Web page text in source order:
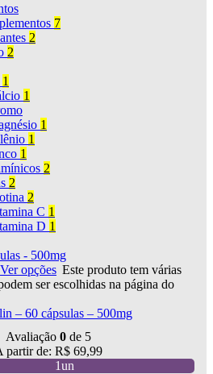
7
2
2
1
1
1
1
1
2
2
2
C 1
D 1
Ver opções Este produto tem várias
ser escolhidas na página do
– 60 cápsulas – 500mg
Avaliação 0 de 5
partir de: R$ 69,99
1un